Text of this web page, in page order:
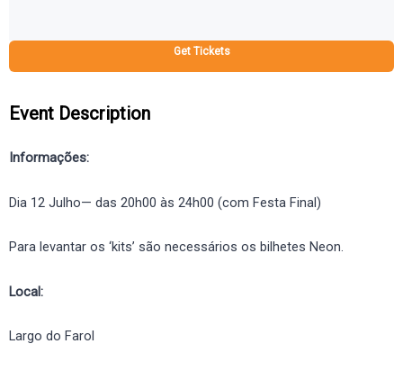
Get Tickets
Event Description
Informações:
Dia 12 Julho— das 20h00 às 24h00 (com Festa Final)
Para levantar os ‘kits’ são necessários os bilhetes Neon.
Local:
Largo do Farol